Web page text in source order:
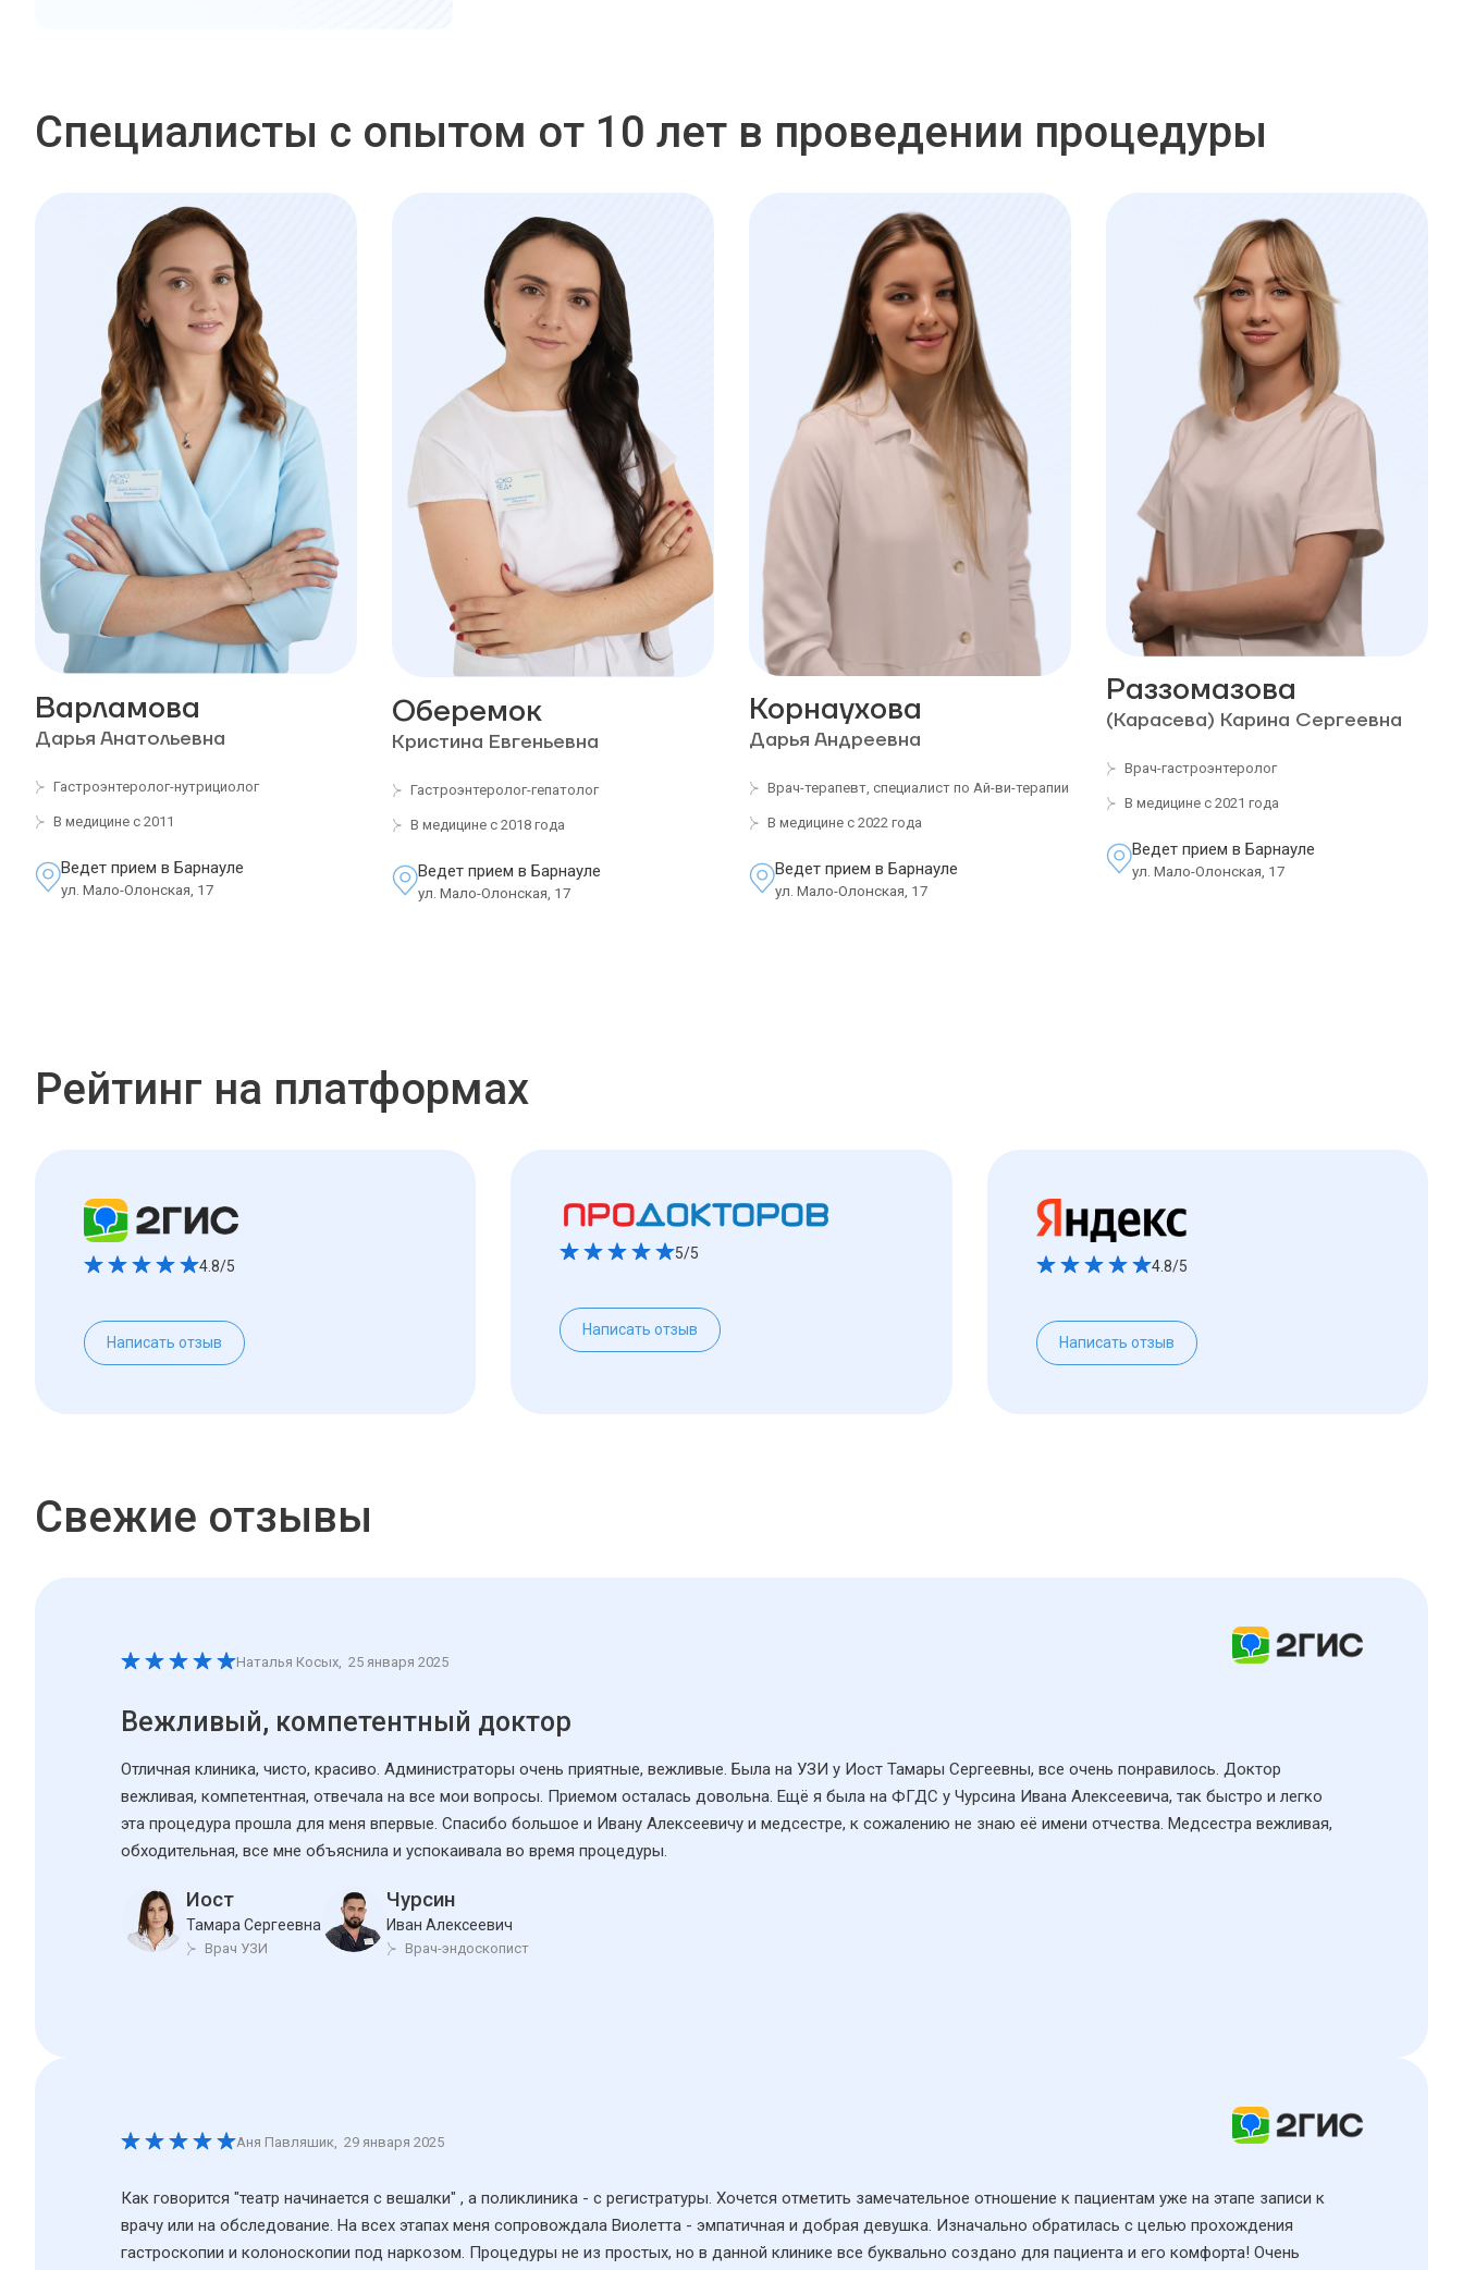
Специалисты с опытом от 10 лет в проведении процедуры
Варламова
Дарья Анатольевна
Гастроэнтеролог-нутрициолог
В медицине с 2011
Ведет прием в Барнауле
ул. Мало-Олонская, 17
Оберемок
Кристина Евгеньевна
Гастроэнтеролог-гепатолог
В медицине с 2018 года
Ведет прием в Барнауле
ул. Мало-Олонская, 17
Корнаухова
Дарья Андреевна
Врач-терапевт, специалист по Ай-ви-терапии
В медицине с 2022 года
Ведет прием в Барнауле
ул. Мало-Олонская, 17
Раззомазова
(Карасева) Карина Сергеевна
Врач-гастроэнтеролог
В медицине с 2021 года
Ведет прием в Барнауле
ул. Мало-Олонская, 17
Рейтинг на платформах
4.8/5
Написать отзыв
5/5
Написать отзыв
4.8/5
Написать отзыв
Свежие отзывы
Наталья Косых, 25 января 2025
Вежливый, компетентный доктор
Отличная клиника, чисто, красиво. Администраторы очень приятные, вежливые. Была на УЗИ у Иост Тамары Сергеевны, все очень понравилось. Доктор
вежливая, компетентная, отвечала на все мои вопросы. Приемом осталась довольна. Ещё я была на ФГДС у Чурсина Ивана Алексеевича, так быстро и легко
эта процедура прошла для меня впервые. Спасибо большое и Ивану Алексеевичу и медсестре, к сожалению не знаю её имени отчества. Медсестра вежливая,
обходительная, все мне объяснила и успокаивала во время процедуры.
Иост
Тамара Сергеевна
Врач УЗИ
Чурсин
Иван Алексеевич
Врач-эндоскопист
Аня Павляшик, 29 января 2025
Как говорится "театр начинается с вешалки" , а поликлиника - с регистратуры. Хочется отметить замечательное отношение к пациентам уже на этапе записи к
врачу или на обследование. На всех этапах меня сопровождала Виолетта - эмпатичная и добрая девушка. Изначально обратилась с целью прохождения
гастроскопии и колоноскопии под наркозом. Процедуры не из простых, но в данной клинике все буквально создано для пациента и его комфорта! Очень